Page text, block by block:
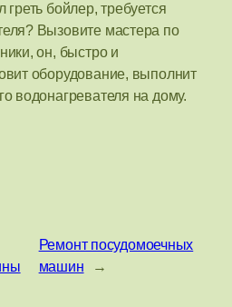
бойлер, требуется
Вызовите мастера по
он, быстро и
оборудование, выполнит
водонагревателя на дому.
Ремонт посудомоечных
машин
→